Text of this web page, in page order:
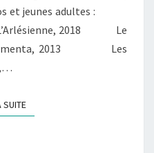
et jeunes adultes :
L’Arlésienne, 2018 Le
2013 Les
SUITELIRE LA SUITE